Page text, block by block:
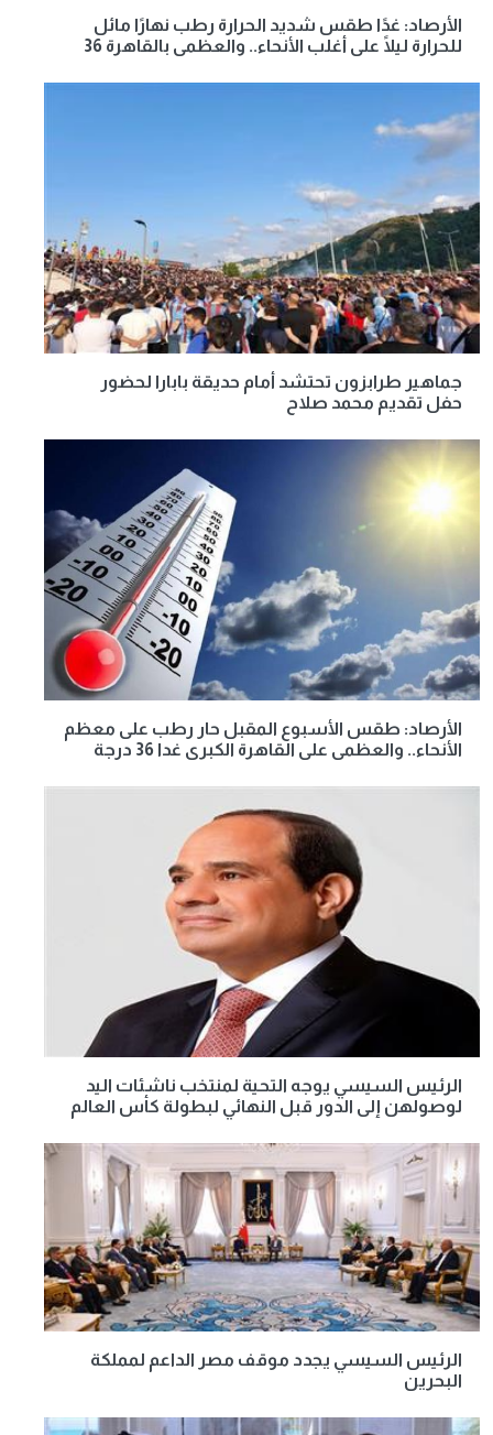
الأرصاد: غدًا طقس شديد الحرارة رطب نهارًا مائل
للحرارة ليلًا على أغلب الأنحاء.. والعظمى بالقاهرة 36
جماهير طرابزون تحتشد أمام حديقة بابارا لحضور
حفل تقديم محمد صلاح
الأرصاد: طقس الأسبوع المقبل حار رطب على معظم
الأنحاء.. والعظمى على القاهرة الكبرى غدا 36 درجة
الرئيس السيسي يوجه التحية لمنتخب ناشئات اليد
لوصولهن إلى الدور قبل النهائي لبطولة كأس العالم
الرئيس السيسي يجدد موقف مصر الداعم لمملكة
البحرين